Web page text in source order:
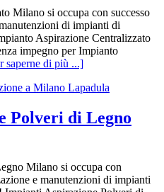
Milano si occupa con successo
di impianti di
Aspirazione Centralizzato
impegno per Impianto
saperne di più ...]
Polveri di Legno
Milano si occupa con
e manutenzioni di impianti